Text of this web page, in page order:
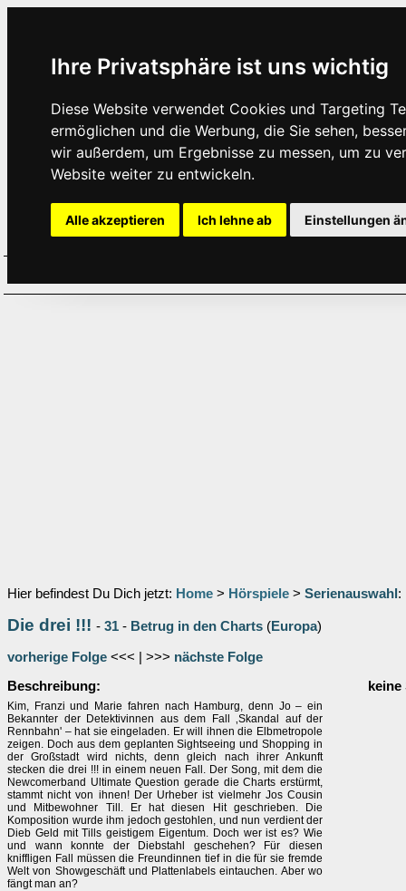
Ihre Privatsphäre ist uns wichtig
Diese Website verwendet Cookies und Targeting
ermöglichen und die Werbung, die Sie sehen,
wir außerdem, um Ergebnisse zu messen, um zu
Website weiter zu entwickeln.
Alle akzeptieren Ich lehne ab Einstellungen
Hier befindest Du Dich jetzt: Home > Hörspiele > Serienauswahl :
Die drei !!! - 31 - Betrug in den Charts (Europa)
vorherige Folge <<< | >>> nächste Folge
Beschreibung:
Kim, Franzi und Marie fahren nach Hamburg, denn Jo – ein
Bekannter der Detektivinnen aus dem Fall ‚Skandal auf der
Rennbahn' – hat sie eingeladen. Er will ihnen die Elbmetropole
zeigen. Doch aus dem geplanten Sightseeing und Shopping in
der Großstadt wird nichts, denn gleich nach ihrer Ankunft
stecken die drei !!! in einem neuen Fall. Der Song, mit dem die
Newcomerband Ultimate Question gerade die Charts erstürmt,
stammt nicht von ihnen! Der Urheber ist vielmehr Jos Cousin
und Mitbewohner Till. Er hat diesen Hit geschrieben. Die
Komposition wurde ihm jedoch gestohlen, und nun verdient der
Dieb Geld mit Tills geistigem Eigentum. Doch wer ist es? Wie
und wann konnte der Diebstahl geschehen? Für diesen
kniffligen Fall müssen die Freundinnen tief in die für sie fremde
Welt von Showgeschäft und Plattenlabels eintauchen. Aber wo
fängt man an?